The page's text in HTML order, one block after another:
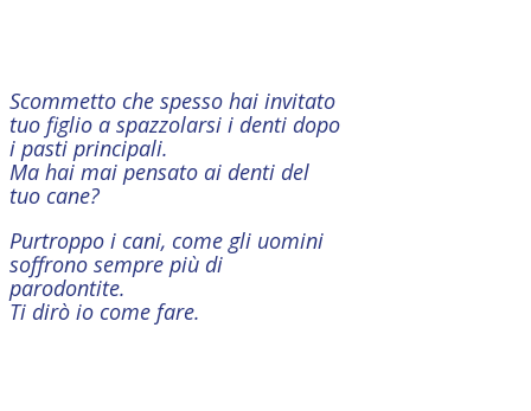
Scommetto che spesso hai invitato
tuo figlio a spazzolarsi i denti dopo
i pasti principali.
Ma hai mai pensato ai denti del
tuo cane?
Purtroppo i cani, come gli uomini
soffrono sempre più di
parodontite.
Ti dirò io come fare.